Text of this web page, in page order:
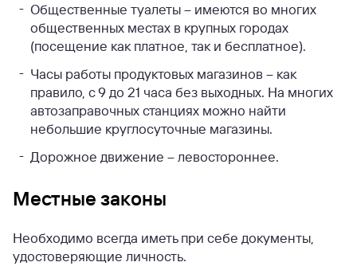
Общественные туалеты – имеются во многих
общественных местах в крупных городах
(посещение как платное, так и бесплатное).
Часы работы продуктовых магазинов – как
правило, с 9 до 21 часа без выходных. На многих
автозаправочных станциях можно найти
небольшие круглосуточные магазины.
Дорожное движение – левостороннее.
Местные законы
Необходимо всегда иметь при себе документы,
удостоверяющие личность.